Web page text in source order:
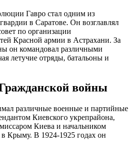
Гавро стал одним из
в Саратове. Он возглавлял
по организации
Красной армии в Астрахани. За
он командовал различными
летучие отряды, батальоны и
войны
различные военные и партийные
Киевского укрепрайона,
Киева и начальником
Крыму. В 1924-1925 годах он